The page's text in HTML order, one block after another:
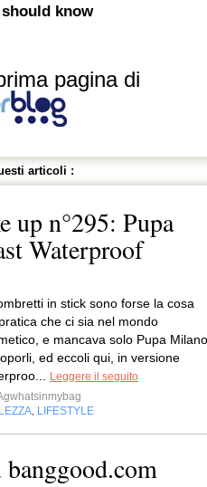
know
pagina di
articoli :
up n°295: Pupa
Waterproof
in stick sono forse la cosa
che ci sia nel mondo
e mancava solo Pupa Milano
ed eccoli qui, in versione
Leggere il seguito
, LIFESTYLE